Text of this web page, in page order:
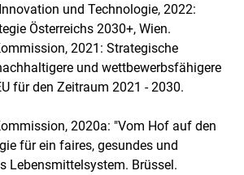
und Technologie, 2022:
Österreichs 2030+, Wien.
2021: Strategische
und wettbewerbsfähigere
für den Zeitraum 2021 - 2030.
2020a: "Vom Hof auf den
für ein faires, gesundes und
Lebensmittelsystem. Brüssel.